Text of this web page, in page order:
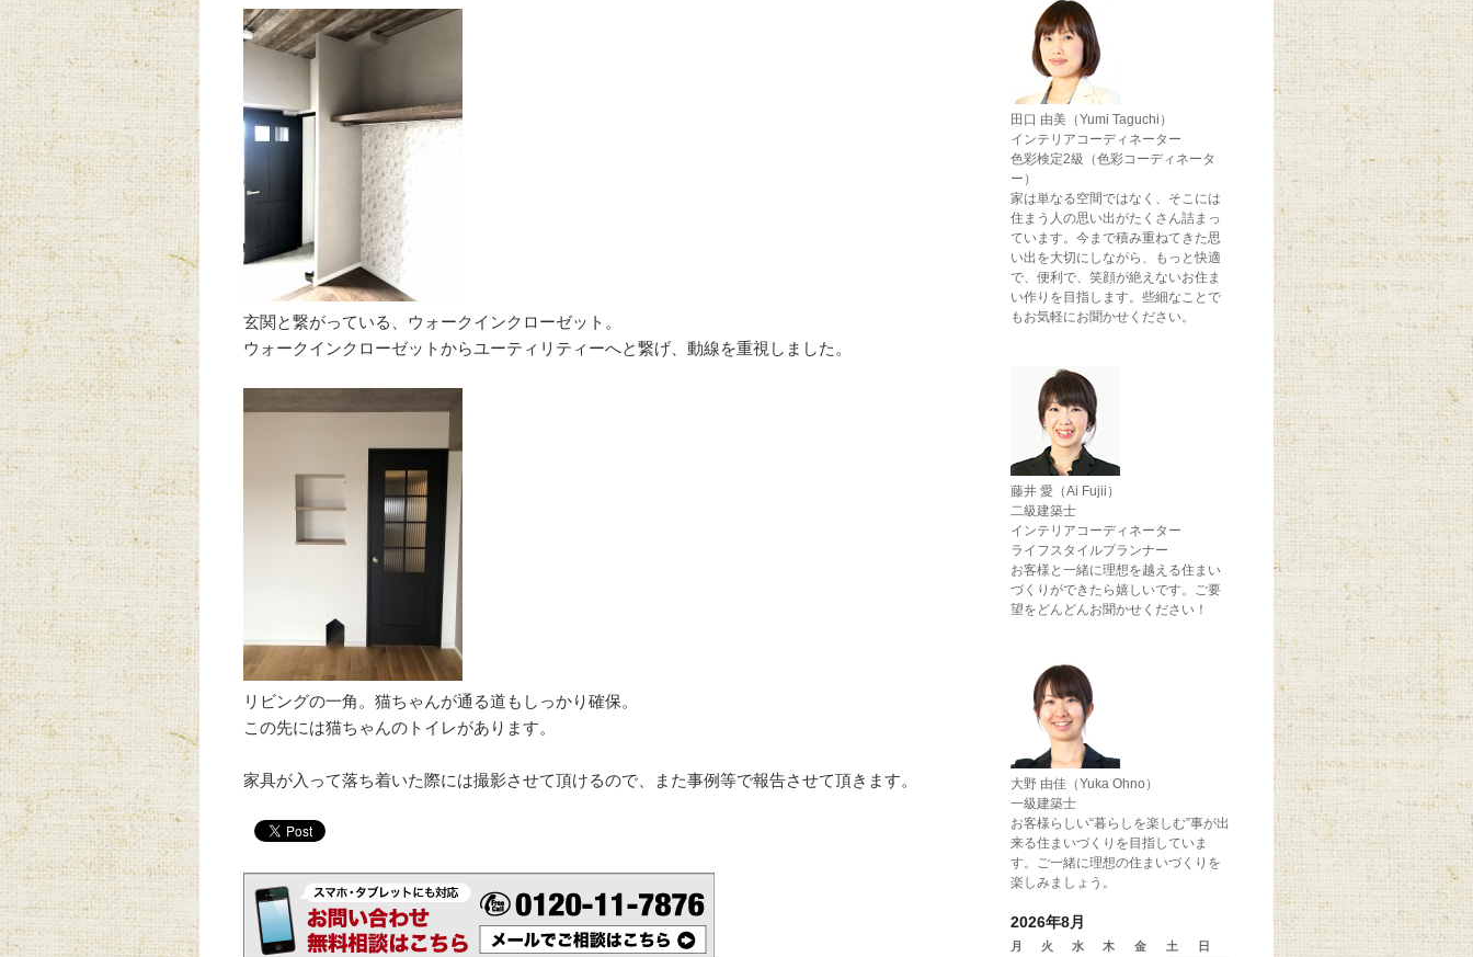
玄関と繋がっている、ウォークインクローゼット。
ウォークインクローゼットからユーティリティーへと繋げ、動線を重視しました。
リビングの一角。猫ちゃんが通る道もしっかり確保。
この先には猫ちゃんのトイレがあります。
家具が入って落ち着いた際には撮影させて頂けるので、また事例等で報告させて頂きます。
田口 由美（Yumi Taguchi）
インテリアコーディネーター
色彩検定2級（色彩コーディネータ
ー）
家は単なる空間ではなく、そこには
住まう人の思い出がたくさん詰まっ
ています。今まで積み重ねてきた思
い出を大切にしながら、もっと快適
で、便利で、笑顔が絶えないお住ま
い作りを目指します。些細なことで
もお気軽にお聞かせください。
藤井 愛（Ai Fujii）
二級建築士
インテリアコーディネーター
ライフスタイルプランナー
お客様と一緒に理想を越える住まい
づくりができたら嬉しいです。ご要
望をどんどんお聞かせください！
大野 由佳（Yuka Ohno）
一級建築士
お客様らしい“暮らしを楽しむ”事が出
来る住まいづくりを目指していま
す。ご一緒に理想の住まいづくりを
楽しみましょう。
2026年8月
月 火 水 木 金 土 日